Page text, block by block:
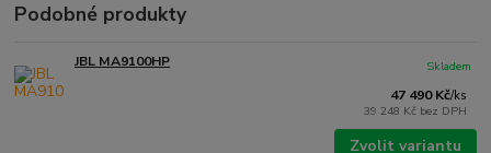
Podobné produkty
JBL MA9100HP
47 490 Kč/ks
39 248 Kč bez DPH
Skladem
Zvolit variantu